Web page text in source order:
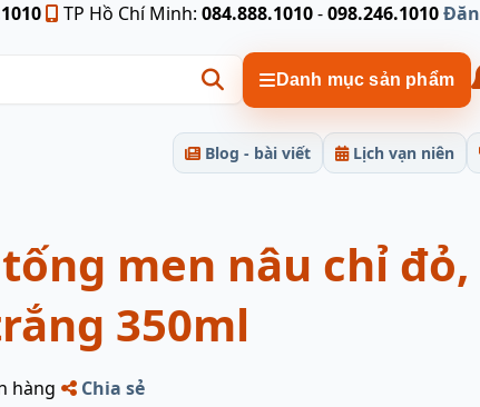
TP Hồ Chí Minh: 084.888.1010-098.246.1010
Danh mục sản phẩm
Lịch vạn niên
Blog - bài viết
men nâu chỉ đỏ,
350ml
hàng Chia sẻ